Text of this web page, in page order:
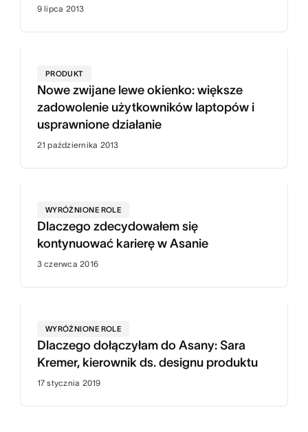
9 lipca 2013
PRODUKT
Nowe zwijane lewe okienko: większe
zadowolenie użytkowników laptopów i
usprawnione działanie
21 października 2013
WYRÓŻNIONE ROLE
Dlaczego zdecydowałem się
kontynuować karierę w Asanie
3 czerwca 2016
WYRÓŻNIONE ROLE
Dlaczego dołączyłam do Asany: Sara
Kremer, kierownik ds. designu produktu
17 stycznia 2019